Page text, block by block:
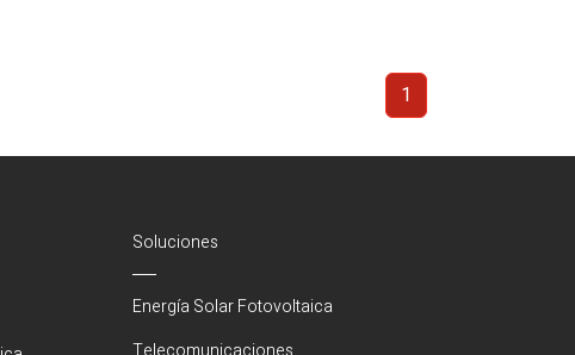
1
Soluciones
Energía Solar Fotovoltaica